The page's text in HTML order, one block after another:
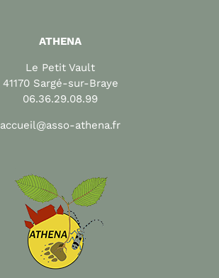
ATHENA
Le Petit Vault
41170 Sargé-sur-Braye
06.36.29.08.99
accueil@asso-athena.fr